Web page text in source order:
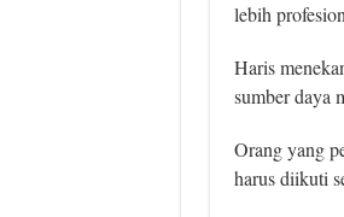
lebih
Haris
sumber daya
Orang yang
harus diikuti